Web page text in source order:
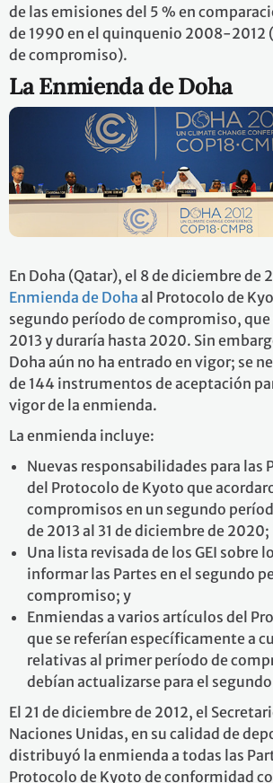
de las emisiones del 5 % en
de 1990 en el quinquenio 2008-2012
de compromiso).
La Enmienda de Doha
En Doha (Qatar), el 8 de diciembre de
Enmienda de Doha al Protocolo de
segundo período de compromiso,
2013 y duraría hasta 2020. Sin
Doha aún no ha entrado en vigor; se
de 144 instrumentos de aceptación
vigor de la enmienda.
La enmienda incluye:
Nuevas responsabilidades para las
del Protocolo de Kyoto que
compromisos en un segundo
de 2013 al 31 de diciembre de 2020;
Una lista revisada de los GEI sobre
informar las Partes en el segundo
compromiso; y
Enmiendas a varios artículos del
que se referían específicamente a
relativas al primer período de
debían actualizarse para el
El 21 de diciembre de 2012, el
Naciones Unidas, en su calidad de
distribuyó la enmienda a todas las
Protocolo de Kyoto de conformidad